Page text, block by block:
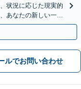
状況に応じた現実的
あなたの新しい一歩
ルでお問い合わせ